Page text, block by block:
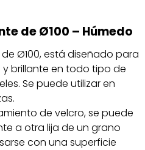
de Ø100 – Húmedo
Ø100, está diseñado para
brillante en todo tipo de
Se puede utilizar en
de velcro, se puede
a otra lija de un grano
con una superficie